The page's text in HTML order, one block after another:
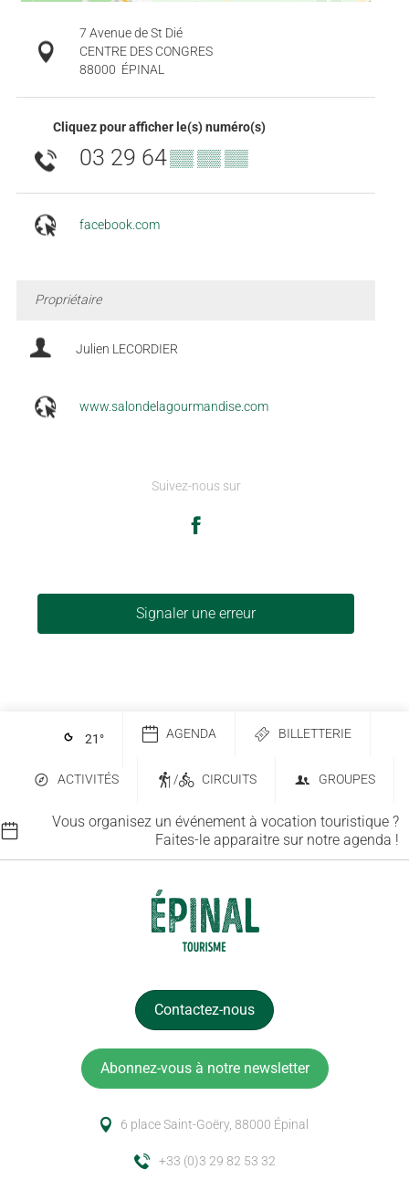
7 Avenue de St Dié
CENTRE DES CONGRES
88000 ÉPINAL
Cliquez pour afficher le(s) numéro(s)
03 29 64▒▒ ▒▒ ▒▒
facebook.com
Propriétaire
Julien LECORDIER
www.salondelagourmandise.com
Suivez-nous sur
Signaler une erreur
21 ° AGENDA BILLETTERIE
ACTIVITÉS / CIRCUITS GROUPES
Vous organisez un événement à vocation touristique ?
Faites-le apparaitre sur notre agenda !
Contactez-nous
Abonnez-vous à notre newsletter
6 place Saint-Goëry, 88000 Épinal
+33 (0)3 29 82 53 32